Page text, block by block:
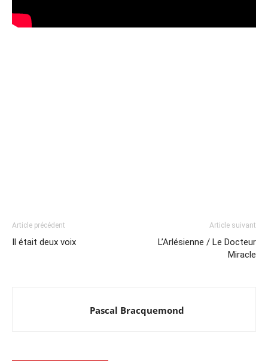
Article précédent
Il était deux voix
Article suivant
L’Arlésienne / Le Docteur
Miracle
Pascal Bracquemond